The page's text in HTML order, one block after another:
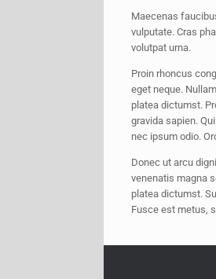
Maecenas
vulputate. Cras
volutpat urna.
Proin rhoncus
eget neque.
platea dictumst.
gravida sapien.
nec ipsum odio.
Donec ut arcu
venenatis magna
platea dictumst.
Fusce est metus,